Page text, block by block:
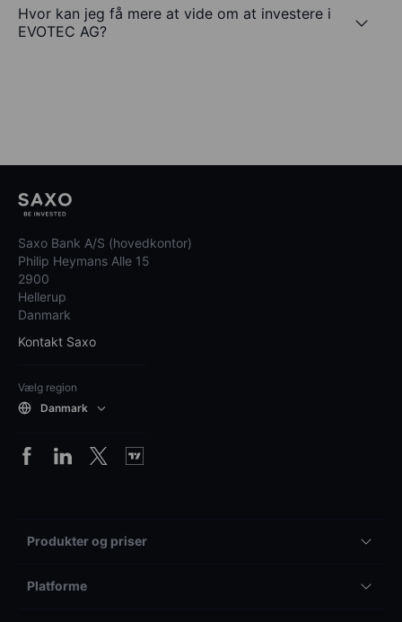
Hvor kan jeg få mere at vide om at investere i
EVOTEC AG?
Saxo Bank A/S (hovedkontor)
Philip Heymans Alle 15
2900
Hellerup
Danmark
Kontakt Saxo
Vælg region
Danmark
Produkter og priser
Platforme